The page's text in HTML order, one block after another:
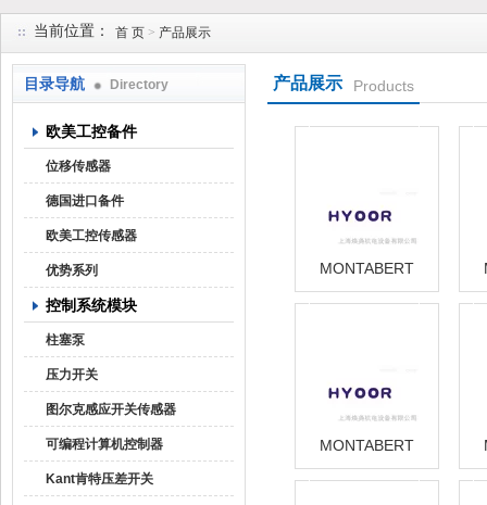
当前位置： 首 页 > 产品展示
目录导航 Directory
欧美工控备件
位移传感器
德国进口备件
欧美工控传感器
优势系列
控制系统模块
柱塞泵
压力开关
图尔克感应开关传感器
可编程计算机控制器
Kant肯特压差开关
产品展示 Products
MONTABERT
2016优势供应
MONTABERT
2016优势供应